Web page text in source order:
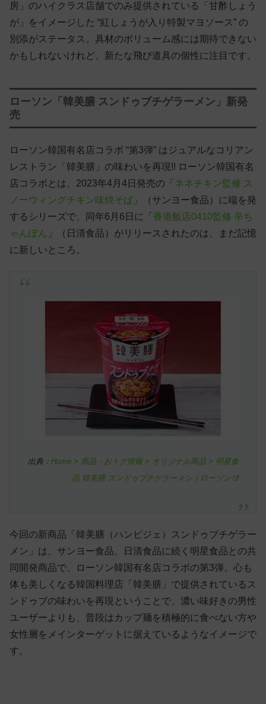
房」のハイクラス店舗でのみ提供されている「甘酢しょう
が」をイメージした “紅しょうが入り特製マヨソース” の
別添がステータス。具材のボリューム感には期待できない
かもしれないけれど、新たな飛び道具の個性に注目です。
ローソン「韓美膳 スンドゥブチゲラーメン」新発
売
ローソン韓国有名店コラボ “第3弾” はジュアルなコリアン
レストラン「韓美膳」の味わいを再現!! ローソン韓国有名
店コラボとは、2023年4月4日発売の「 ネネチキン監修 ス
ノーウィングチキン味焼そば 」（サンヨー食品）に端を発
するシリーズで、同年6月6日に「 香港飯店0410監修 辛ち
ゃんぽん 」（日清食品）がリリースされたのは、まだ記憶
に新しいところ。
出典：Home > 商品・おトク情報 > オリジナル商品 > 明星食
品 韓美膳 スンドゥブチゲラーメン｜ローソン
今回の新商品「韓美膳（ハンビジェ）スンドゥブチゲラー
メン」は、サンヨー食品、日清食品に続く明星食品との共
同開発商品で、ローソン韓国有名店コラボの第3弾。心も
体も美しくなる韓国料理店「韓美膳」で提供されているス
ンドゥブの味わいを再現ということで、濃い味好きの男性
ユーザーよりも、普段はカップ麺を積極的に食べない方や
女性層をメインターゲットに据えているようなイメージで
す。